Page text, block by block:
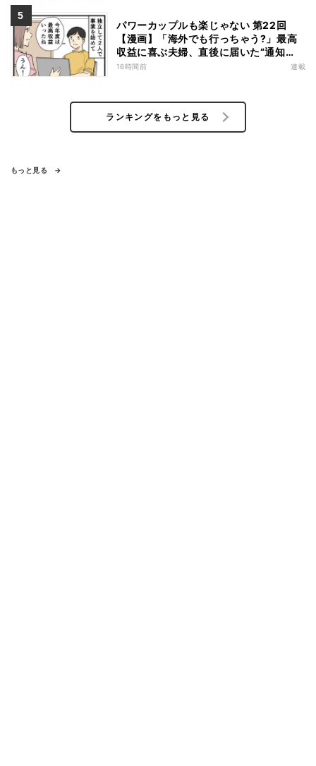
パワーカップルも楽じゃない 第22回
【漫画】「海外でも行っちゃう?」最高
収益に喜ぶ夫婦、直後に届いた“通知
書”で現実に戻された
16時間前 連載
ランキングをもっと見る
もっと見る